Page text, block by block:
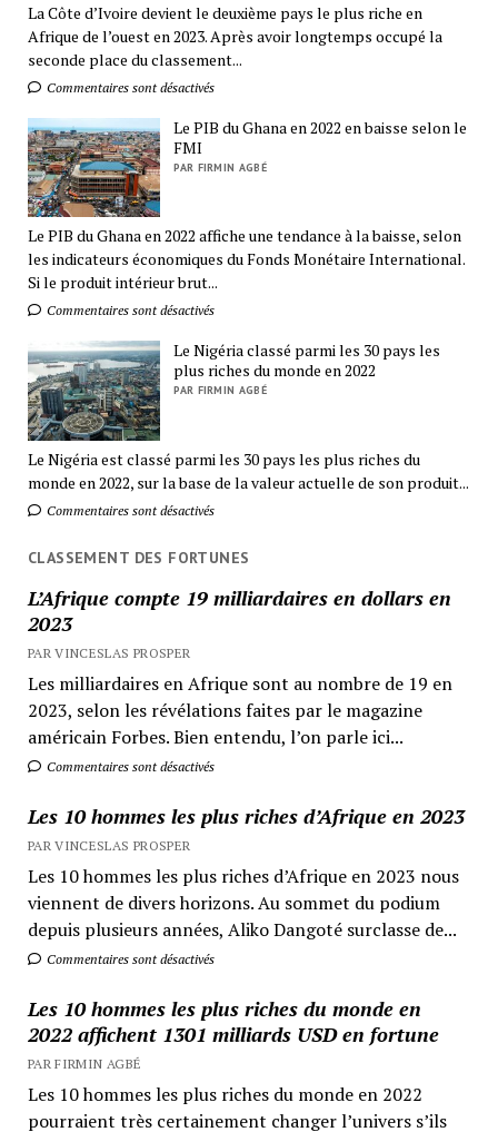
La Côte d’Ivoire devient le deuxième pays le plus riche en
Afrique de l’ouest en 2023. Après avoir longtemps occupé la
seconde place du classement...
Commentaires sont désactivés
Le PIB du Ghana en 2022 en baisse selon le
FMI
PAR FIRMIN AGBÉ
Le PIB du Ghana en 2022 affiche une tendance à la baisse, selon
les indicateurs économiques du Fonds Monétaire International.
Si le produit intérieur brut...
Commentaires sont désactivés
Le Nigéria classé parmi les 30 pays les
plus riches du monde en 2022
PAR FIRMIN AGBÉ
Le Nigéria est classé parmi les 30 pays les plus riches du
monde en 2022, sur la base de la valeur actuelle de son produit...
Commentaires sont désactivés
CLASSEMENT DES FORTUNES
L’Afrique compte 19 milliardaires en dollars en
2023
PAR VINCESLAS PROSPER
Les milliardaires en Afrique sont au nombre de 19 en
2023, selon les révélations faites par le magazine
américain Forbes. Bien entendu, l’on parle ici...
Commentaires sont désactivés
Les 10 hommes les plus riches d’Afrique en 2023
PAR VINCESLAS PROSPER
Les 10 hommes les plus riches d’Afrique en 2023 nous
viennent de divers horizons. Au sommet du podium
depuis plusieurs années, Aliko Dangoté surclasse de...
Commentaires sont désactivés
Les 10 hommes les plus riches du monde en
2022 affichent 1301 milliards USD en fortune
PAR FIRMIN AGBÉ
Les 10 hommes les plus riches du monde en 2022
pourraient très certainement changer l’univers s’ils